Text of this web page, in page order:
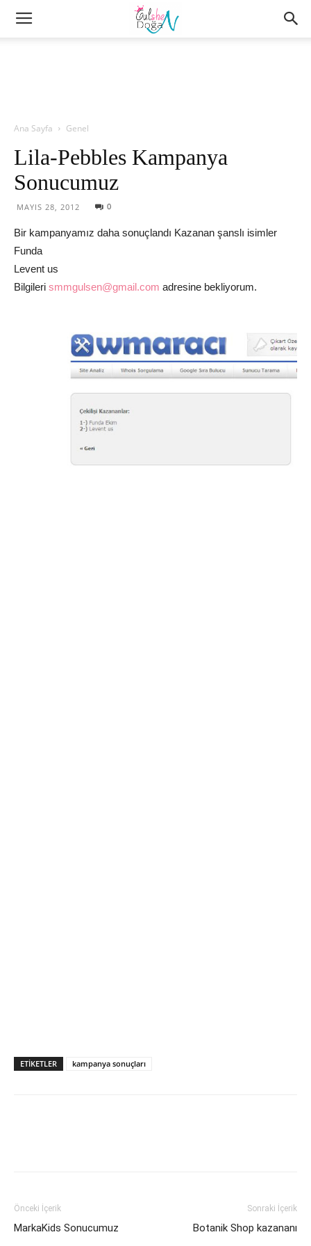
Ana Sayfa Genel
Lila-Pebbles Kampanya
Sonucumuz
MAYIS 28, 2012 0
Bir kampanyamız daha sonuçlandı Kazanan şanslı isimler
Funda
Levent us
Bilgileri smmgulsen@gmail.com adresine bekliyorum.
ETIKETLER kampanya sonuçları
Önceki İçerik
MarkaKids Sonucumuz
Sonraki İçerik
Botanik Shop kazananı